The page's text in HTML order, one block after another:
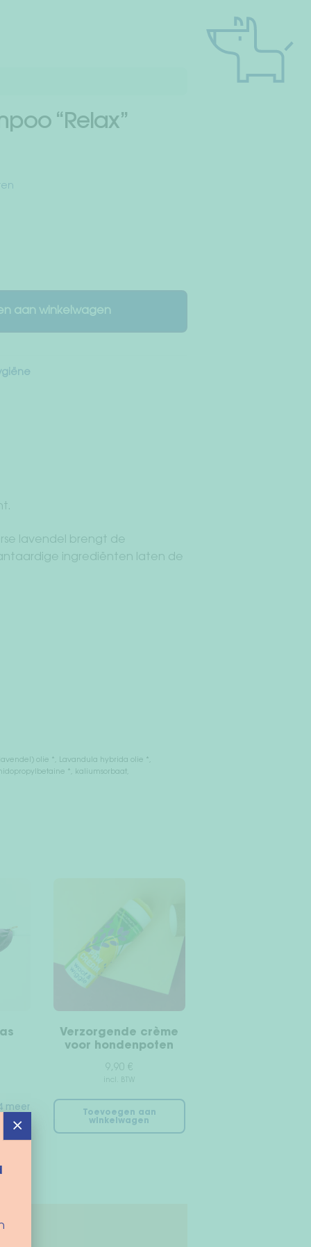
“Relax”
aan winkelwagen
lavendel brengt de
ingrediënten laten de
olie *, Lavandula hybrida olie *,
*, kaliumsorbaat,
meer
Dit
Verzorgende crème
voor hondenpoten
9,90€
incl. BTW
Toevoegen aan
winkelwagen
×